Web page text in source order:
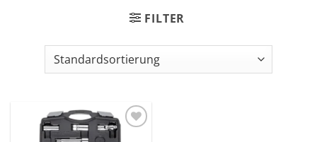
FILTER
Zu den